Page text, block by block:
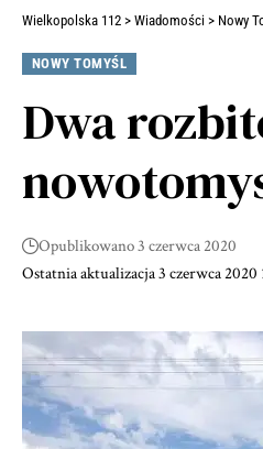
Wielkopolska 112 > Wiadomości > Nowy
NOWY TOMYŚL
Dwa
Ostatnia aktualizacja 3 czerwca 2020
Opublikowano 3 czerwca 2020